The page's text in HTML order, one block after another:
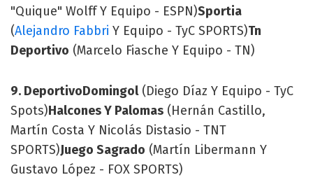
"Quique" Wolff Y Equipo - ESPN)Sportia
(Alejandro Fabbri Y Equipo - TyC SPORTS)Tn
Deportivo (Marcelo Fiasche Y Equipo - TN)
9. DeportivoDomingol(Diego Díaz Y Equipo - TyC
Spots)Halcones Y Palomas (Hernán Castillo,
Martín Costa Y Nicolás Distasio - TNT
SPORTS)Juego Sagrado (Martín Libermann Y
Gustavo López - FOX SPORTS)